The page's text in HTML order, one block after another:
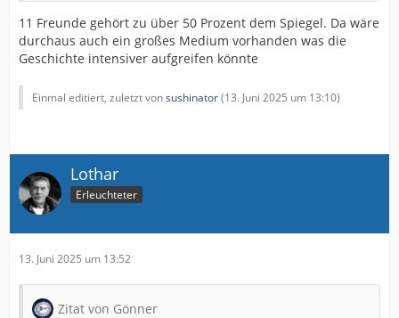
11 Freunde gehört zu über 50 Prozent dem Spiegel. Da wäre
durchaus auch ein großes Medium vorhanden was die
Geschichte intensiver aufgreifen könnte
Einmal editiert, zuletzt vonsushinator(13. Juni 2025 um 13:10)
Lothar
Erleuchteter
13. Juni 2025 um 13:52
Zitat von Gönner